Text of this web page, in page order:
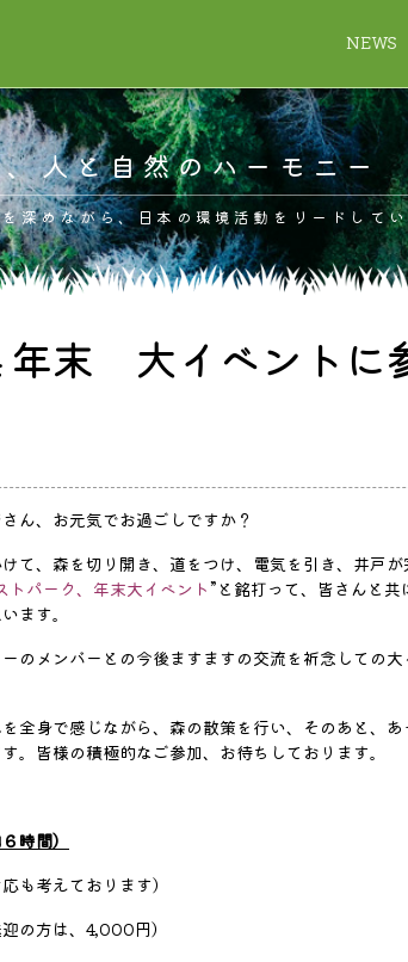
NEWS
人と自然のハーモニー
深めながら、日本の環境活動をリードして
年末 大イベントに
ん、お元気でお過ごしですか？
て、森を切り開き、道をつけ、電気を引き、井戸
トパーク、年末大イベント”と銘打って、皆さんと共
ます。
のメンバーとの今後ますますの交流を祈念しての大
全身で感じながら、森の散策を行い、そのあと、あ
。皆様の積極的なご参加、お待ちしております。
時間）
も考えております）
の方は、4,000円）